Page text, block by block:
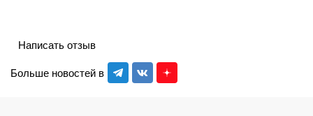
Больше новостей в
Написать отзыв